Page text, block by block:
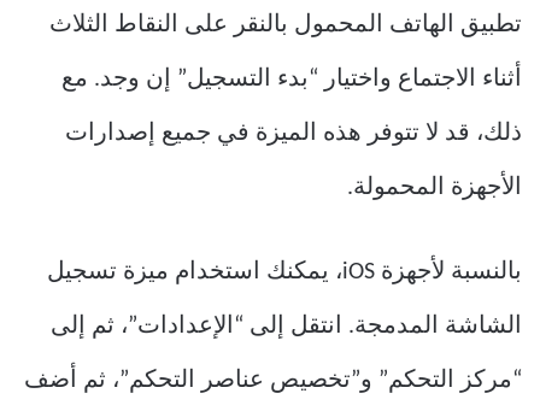
تطبيق الهاتف المحمول بالنقر على النقاط الثلاث
أثناء الاجتماع واختيار “بدء التسجيل” إن وجد. مع
ذلك، قد لا تتوفر هذه الميزة في جميع إصدارات
الأجهزة المحمولة.
بالنسبة لأجهزة iOS، يمكنك استخدام ميزة تسجيل
الشاشة المدمجة. انتقل إلى “الإعدادات”، ثم إلى
“مركز التحكم” و”تخصيص عناصر التحكم”، ثم أضف